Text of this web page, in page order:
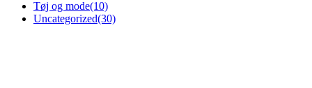
Tøj og mode(10)
Uncategorized(30)